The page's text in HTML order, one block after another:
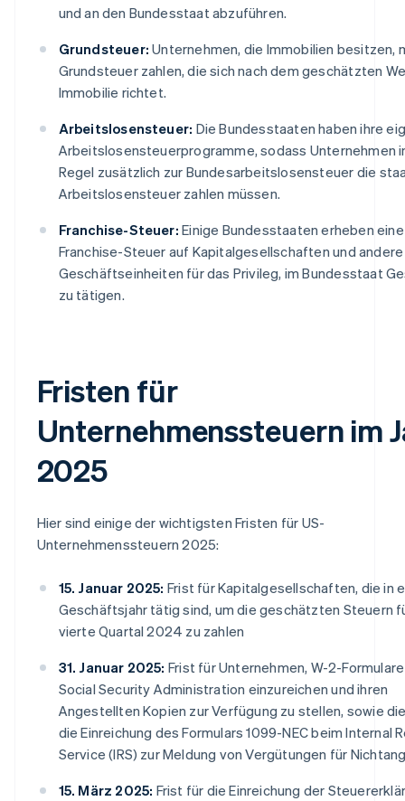
und an den Bundesstaat abzuführen.
Grundsteuer: Unternehmen, die Immobilien besitzen,
Grundsteuer zahlen, die sich nach dem geschätzten
Immobilie richtet.
Arbeitslosensteuer: Die Bundesstaaten haben ihre
Arbeitslosensteuerprogramme, sodass Unternehmen
Regel zusätzlich zur Bundesarbeitslosensteuer die
Arbeitslosensteuer zahlen müssen.
Franchise-Steuer: Einige Bundesstaaten erheben eine
Franchise-Steuer auf Kapitalgesellschaften und andere
Geschäftseinheiten für das Privileg, im Bundesstaat
zu tätigen.
Fristen für
Unternehmenssteuern im
2025
Hier sind einige der wichtigsten Fristen für US-
Unternehmenssteuern 2025:
15. Januar 2025: Frist für Kapitalgesellschaften, die in
Geschäftsjahr tätig sind, um die geschätzten Steuern
vierte Quartal 2024 zu zahlen
31. Januar 2025: Frist für Unternehmen, W-2-
Social Security Administration einzureichen und ihren
Angestellten Kopien zur Verfügung zu stellen, sowie
die Einreichung des Formulars 1099-NEC beim Internal
Service (IRS) zur Meldung von Vergütungen für
15. März 2025: Frist für die Einreichung der